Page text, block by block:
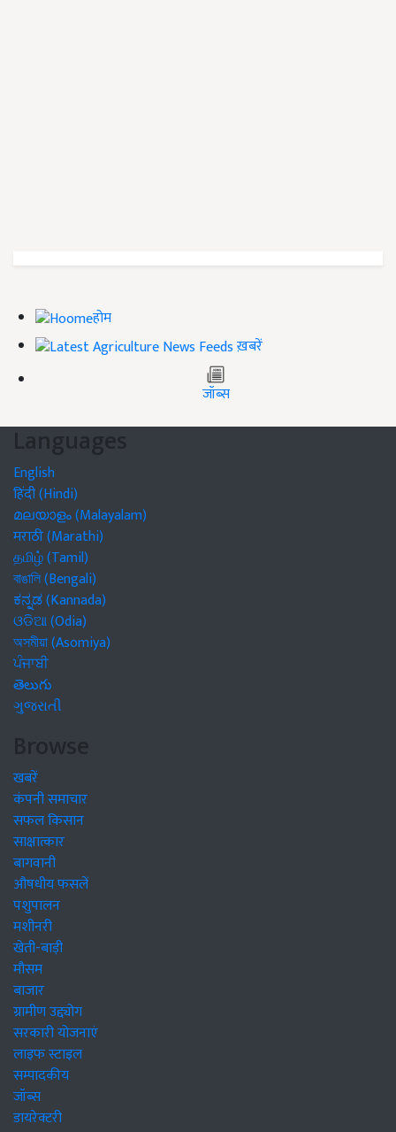
होम
ख़बरें
जॉब्स
Languages
English
हिंदी (Hindi)
മലയാളം (Malayalam)
मराठी (Marathi)
தமிழ் (Tamil)
বাঙালি (Bengali)
ಕನ್ನಡ (Kannada)
ଓଡିଆ (Odia)
অসমীয়া (Asomiya)
ਪੰਜਾਬੀ
తెలుగు
ગુજરાતી
Browse
खबरें
कंपनी समाचार
सफल किसान
साक्षात्कार
बागवानी
औषधीय फसलें
पशुपालन
मशीनरी
खेती-बाड़ी
मौसम
बाजार
ग्रामीण उद्द्योग
सरकारी योजनाएं
लाइफ स्टाइल
सम्पादकीय
जॉब्स
डायरेक्टरी